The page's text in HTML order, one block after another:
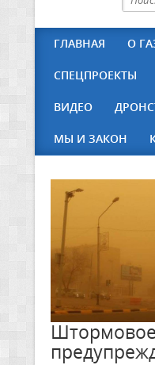
ГЛАВНАЯ О
СПЕЦПРОЕКТЫ
ВИДЕО
МЫ И ЗАКОН
Штормовое